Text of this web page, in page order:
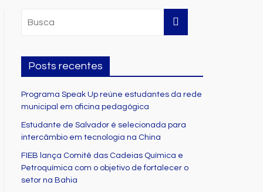
Posts recentes
Programa Speak Up reúne estudantes da rede
municipal em oficina pedagógica
Estudante de Salvador é selecionada para
intercâmbio em tecnologia na China
FIEB lança Comitê das Cadeias Química e
Petroquímica com o objetivo de fortalecer o
setor na Bahia